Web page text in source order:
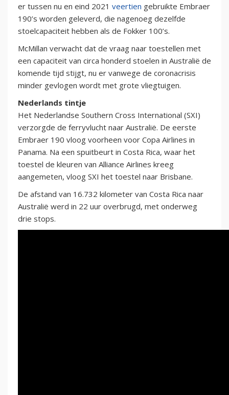
er tussen nu en eind 2021 veertien gebruikte Embraer
190’s worden geleverd, die nagenoeg dezelfde
stoelcapaciteit hebben als de Fokker 100’s.
McMillan verwacht dat de vraag naar toestellen met
een capaciteit van circa honderd stoelen in Australië de
komende tijd stijgt, nu er vanwege de coronacrisis
minder gevlogen wordt met grote vliegtuigen.
Nederlands tintje
Het Nederlandse Southern Cross International (SXI)
verzorgde de ferryvlucht naar Australië. De eerste
Embraer 190 vloog voorheen voor Copa Airlines in
Panama. Na een spuitbeurt in Costa Rica, waar het
toestel de kleuren van Alliance Airlines kreeg
aangemeten, vloog SXI het toestel naar Brisbane.
De afstand van 16.732 kilometer van Costa Rica naar
Australië werd in 22 uur overbrugd, met onderweg
drie stops.